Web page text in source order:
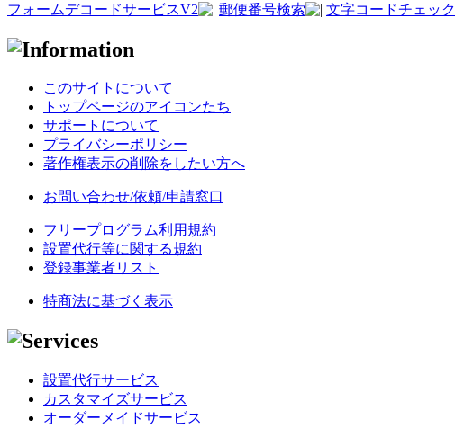
フォームデコードサービスV2 郵便番号検索 文字コードチェック
このサイトについて
トップページのアイコンたち
サポートについて
プライバシーポリシー
著作権表示の削除をしたい方へ
お問い合わせ/依頼/申請窓口
フリープログラム利用規約
設置代行等に関する規約
登録事業者リスト
特商法に基づく表示
設置代行サービス
カスタマイズサービス
オーダーメイドサービス